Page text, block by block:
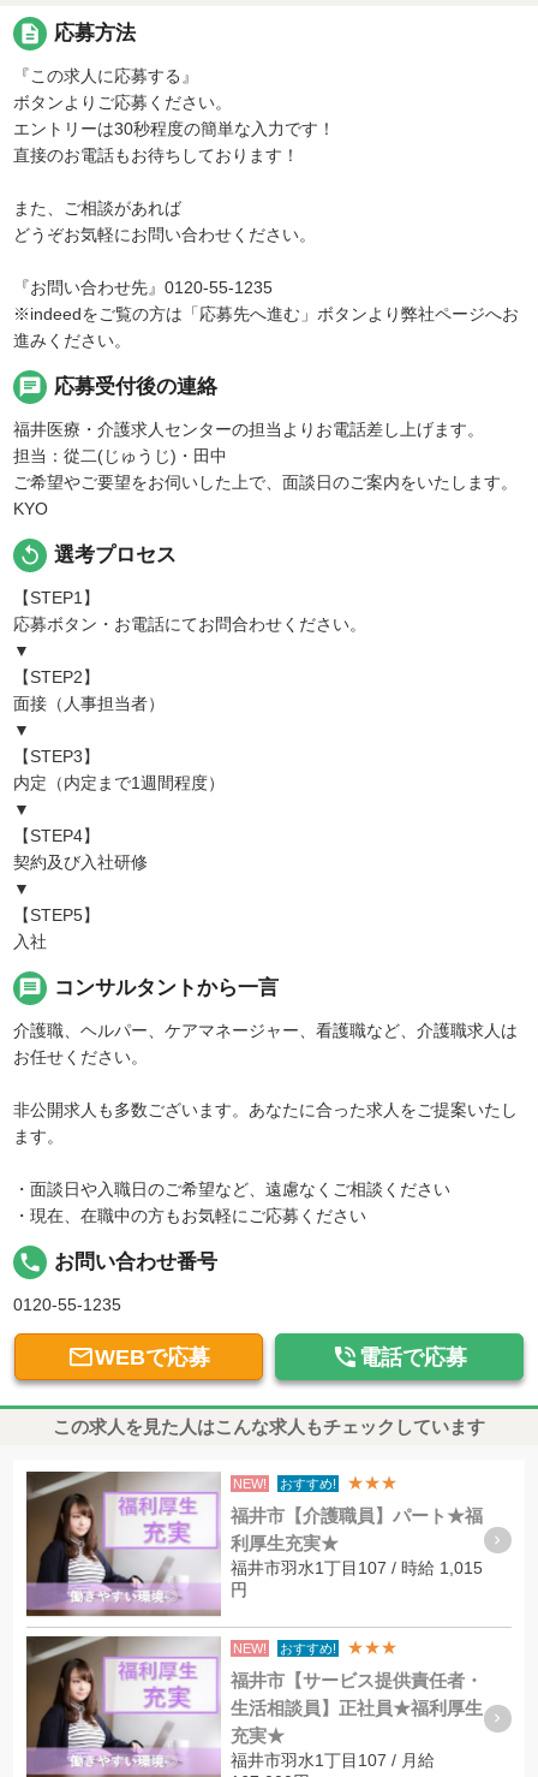
description 応募方法
『この求人に応募する』
ボタンよりご応募ください。
エントリーは30秒程度の簡単な入力です！
直接のお電話もお待ちしております！
また、ご相談があれば
どうぞお気軽にお問い合わせください。
『お問い合わせ先』0120-55-1235
※indeedをご覧の方は「応募先へ進む」ボタンより弊社ページへお
進みください。
chat 応募受付後の連絡
福井医療・介護求人センターの担当よりお電話差し上げます。
担当：從二(じゅうじ)・田中
ご希望やご要望をお伺いした上で、面談日のご案内をいたします。
KYO
replay 選考プロセス
【STEP1】
応募ボタン・お電話にてお問合わせください。
▼
【STEP2】
面接（人事担当者）
▼
【STEP3】
内定（内定まで1週間程度）
▼
【STEP4】
契約及び入社研修
▼
【STEP5】
入社
message コンサルタントから一言
介護職、ヘルパー、ケアマネージャー、看護職など、介護職求人は
お任せください。
非公開求人も多数ございます。あなたに合った求人をご提案いたし
ます。
・面談日や入職日のご希望など、遠慮なくご相談ください
・現在、在職中の方もお気軽にご応募ください
local_phone お問い合わせ番号
0120-55-1235
WEBで応募  電話で応募
この求人を見た人はこんな求人もチェックしています
NEW! おすすめ! ★★★
福井市【介護職員】パート★福
利厚生充実★
福井市羽水1丁目107 / 時給 1,015
円
NEW! おすすめ! ★★★
福井市【サービス提供責任者・
生活相談員】正社員★福利厚生
充実★
福井市羽水1丁目107 / 月給